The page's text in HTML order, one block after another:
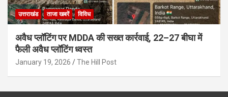
उत्तराखंड ताजा खबरें विविध
अवैध प्लॉटिंग पर MDDA की सख्त कार्रवाई, 22–27 बीघा में
फैली अवैध प्लॉटिंग ध्वस्त
January 19, 2026 The Hill Post